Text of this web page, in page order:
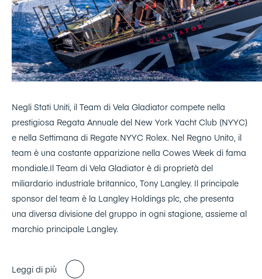
Negli Stati Uniti, il Team di Vela Gladiator compete nella
prestigiosa Regata Annuale del New York Yacht Club (NYYC)
e nella Settimana di Regate NYYC Rolex. Nel Regno Unito, il
team è una costante apparizione nella Cowes Week di fama
mondiale.Il Team di Vela Gladiator è di proprietà del
miliardario industriale britannico, Tony Langley. Il principale
sponsor del team è la Langley Holdings plc, che presenta
una diversa divisione del gruppo in ogni stagione, assieme al
marchio principale Langley.
Leggi di più